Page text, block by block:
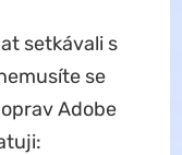
setkávali s
se
Adobe